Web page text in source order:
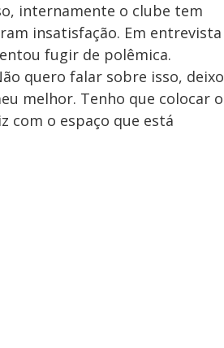
internamente o clube tem
insatisfação. Em entrevista
fugir de polêmica.
quero falar sobre isso, deixo
melhor. Tenho que colocar o
com o espaço que está